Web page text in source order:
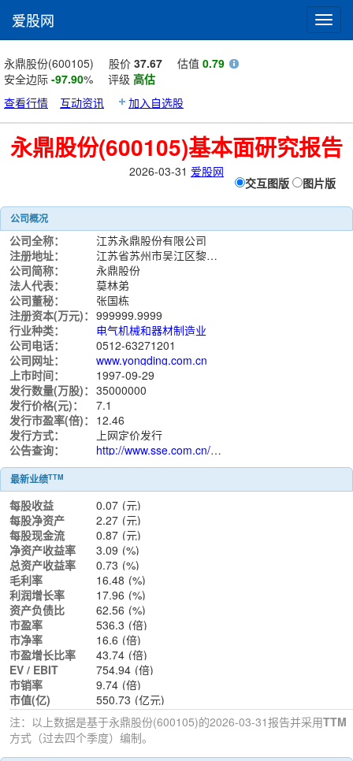
爱股网
永鼎股份(600105) 股价 37.67 估值 0.79
安全边际 -97.90% 评级 高估
查看行情
互动资讯 加入自选股
永鼎股份(600105)基本面研究报告
2026-03-31 爱股网
交互图版 图片版
公司概况
公司全称：
江苏永鼎股份有限公司
注册地址：
江苏省苏州市吴江区黎里镇318国道74K处芦墟段北侧
公司简称：
永鼎股份
法人代表：
莫林弟
公司董秘：
张国栋
注册资本(万元)： 999999.9999
行业种类：
电气机械和器材制造业
公司电话：
0512-63271201
公司网址：
www.yongding.com.cn
上市时间：
1997-09-29
发行数量(万股)： 35000000
发行价格(元)：
7.1
发行市盈率(倍)： 12.46
发行方式：
上网定价发行
公告查询：
http://www.sse.com.cn/assortment/stock/list/info/announcement/index.shtml?productId=600105
最新业绩TTM
每股收益 0.07 (元)
每股净资产
2.27 (元)
每股现金流
0.87 (元)
净资产收益率
3.09 (%)
总资产收益率
0.73 (%)
毛利率
16.48 (%)
利润增长率
17.96 (%)
资产负债比
62.56 (%)
市盈率
536.3 (倍)
市净率
16.6 (倍)
市盈增长比率
43.74 (倍)
EV / EBIT
754.94 (倍)
市销率
9.74 (倍)
市值(亿)
550.73 (亿元)
注：以上数据是基于永鼎股份(600105)的2026-03-31报告并采用TTM
方式（过去四个季度）编制。